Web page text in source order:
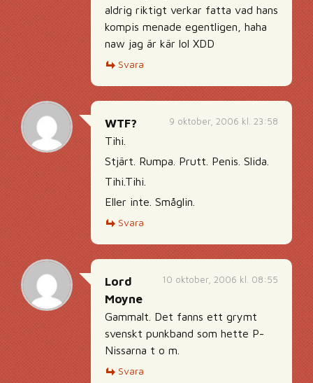
aldrig riktigt verkar fatta vad hans
kompis menade egentligen, haha
naw jag är kär lol XDD
Svara
9 oktober, 2006 kl. 23:58
WTF?
Tihi.
Stjärt. Rumpa. Prutt. Penis. Slida.
Tihi.Tihi.
Eller inte. Småglin.
Svara
10 oktober, 2006 kl. 08:55
Lord
Moyne
Gammalt. Det fanns ett grymt
svenskt punkband som hette P-
Nissarna t o m.
Svara